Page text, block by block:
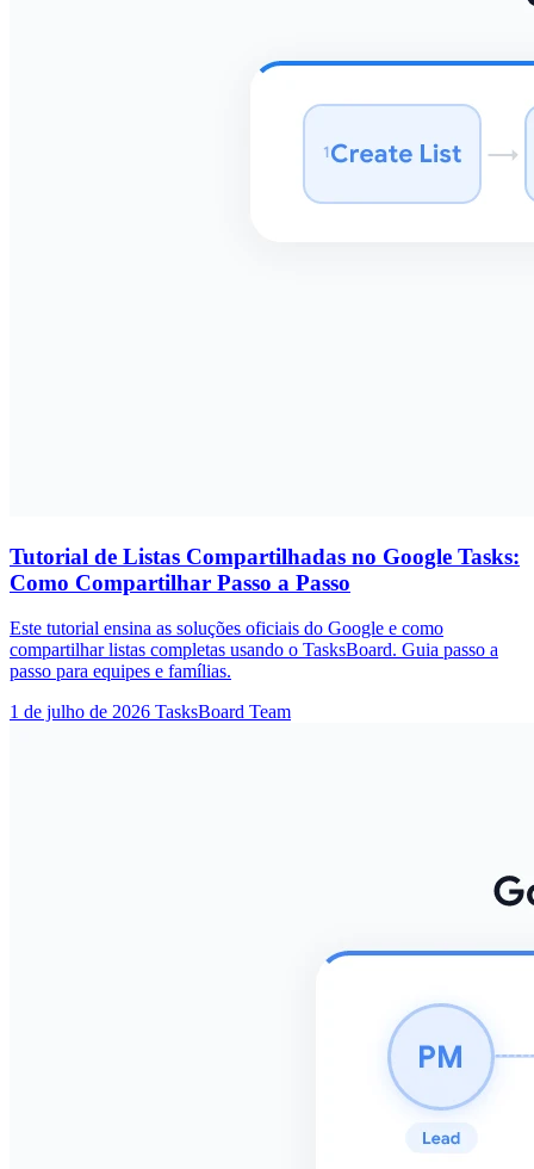
Tutorial de Listas Compartilhadas no Google Tasks:
Como Compartilhar Passo a Passo
Este tutorial ensina as soluções oficiais do Google e como
compartilhar listas completas usando o TasksBoard. Guia passo a
passo para equipes e famílias.
1 de julho de 2026 TasksBoard Team